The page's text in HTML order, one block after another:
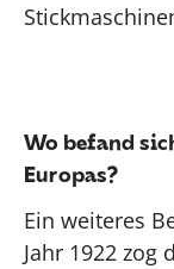
Wo befand
Europas?
Ein weiteres
Jahr 1922 zog